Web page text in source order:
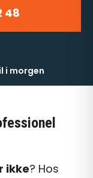
48
i morgen
ikke? Hos